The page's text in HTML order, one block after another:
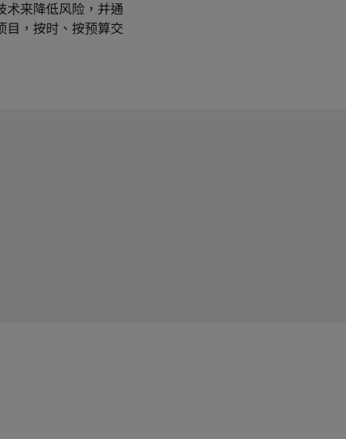
术来降低风险，并通
目，按时、按预算交